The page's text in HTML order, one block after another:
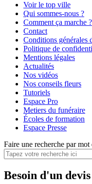
Voir le top ville
Qui sommes-nous ?
Comment ça marche ?
Contact
Conditions générales
Politique de
Mentions légales
Actualités
Nos vidéos
Nos conseils fleurs
Tutoriels
Espace Pro
Metiers du funéraire
Écoles de formation
Espace Presse
Faire une recherche par mot
Besoin d'un devis